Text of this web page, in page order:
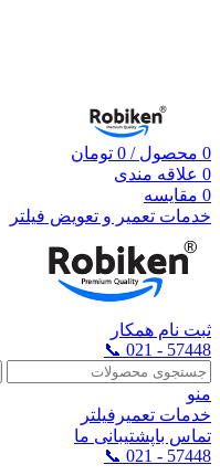
0 محصول /
0 تومان
0 علاقه مندی
0 مقایسه
خدمات تعمیر و تعویض فیلتر
ثبت نام همکار
57448 - 021 📞
منو
خدمات تعمیرفیلتر
تماس باپشتیبانی ما
57448 - 021 📞